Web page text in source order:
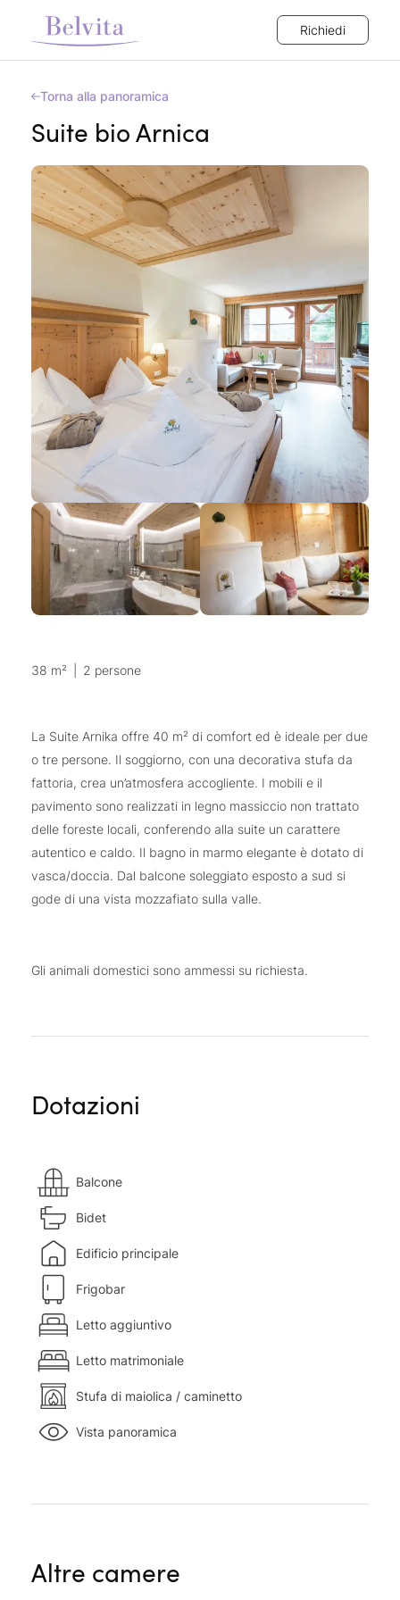
Richiedi
Torna alla panoramica
Suite bio Arnica
38 m² 2 persone
La Suite Arnika offre 40 m² di comfort ed è ideale per due
o tre persone. Il soggiorno, con una decorativa stufa da
fattoria, crea un’atmosfera accogliente. I mobili e il
pavimento sono realizzati in legno massiccio non trattato
delle foreste locali, conferendo alla suite un carattere
autentico e caldo. Il bagno in marmo elegante è dotato di
vasca/doccia. Dal balcone soleggiato esposto a sud si
gode di una vista mozzafiato sulla valle.
Gli animali domestici sono ammessi su richiesta.
Dotazioni
Balcone
Bidet
Edificio principale
Frigobar
Letto aggiuntivo
Letto matrimoniale
Stufa di maiolica / caminetto
Vista panoramica
Altre camere